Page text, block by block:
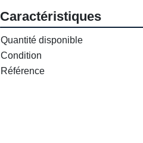
Caractéristiques
Quantité disponible
Condition
Référence